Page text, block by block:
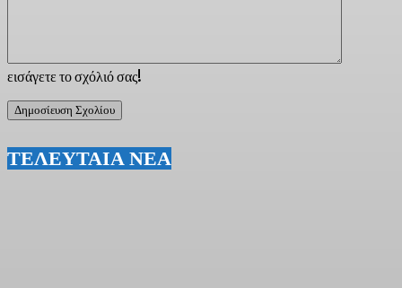
εισάγετε το σχόλιό σας!
ΤΕΛΕΥΤΑΙΑ ΝΕΑ